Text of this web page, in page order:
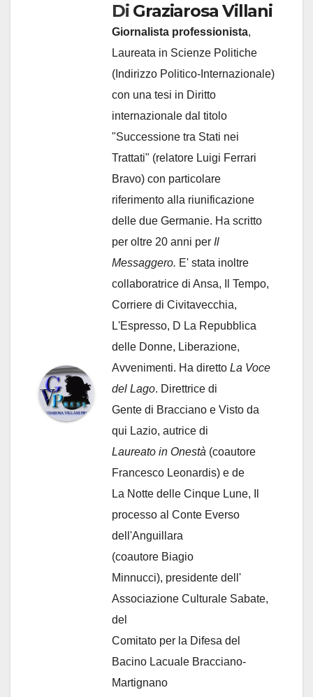
Di Graziarosa Villani
Giornalista professionista,
Laureata in Scienze Politiche
(Indirizzo Politico-Internazionale)
con una tesi in Diritto
internazionale dal titolo
"Successione tra Stati nei
Trattati" (relatore Luigi Ferrari
Bravo) con particolare
riferimento alla riunificazione
delle due Germanie. Ha scritto
per oltre 20 anni per Il
Messaggero. E' stata inoltre
collaboratrice di Ansa, Il Tempo,
Corriere di Civitavecchia,
L'Espresso, D La Repubblica
delle Donne, Liberazione,
Avvenimenti. Ha diretto La Voce
del Lago. Direttrice di
Gente di Bracciano e Visto da
qui Lazio, autrice di
Laureato in Onestà (coautore
Francesco Leonardis) e de
La Notte delle Cinque Lune, Il
processo al Conte Everso
dell'Anguillara
(coautore Biagio
Minnucci), presidente dell'
Associazione Culturale Sabate,
del
Comitato per la Difesa del
Bacino Lacuale Bracciano-
Martignano